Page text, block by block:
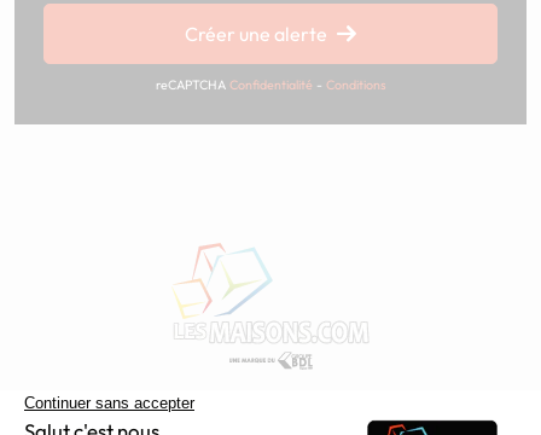
Créer une alerte
reCAPTCHA Confidentialité - Conditions
Constructeur de maisons individuelles, Maisons.com est une